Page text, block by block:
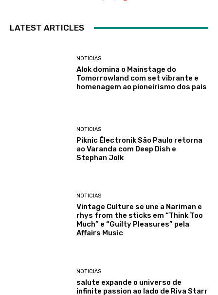
LATEST ARTICLES
NOTICIAS
Alok domina o Mainstage do
Tomorrowland com set vibrante e
homenagem ao pioneirismo dos pais
NOTICIAS
Piknic Électronik São Paulo retorna
ao Varanda com Deep Dish e
Stephan Jolk
NOTICIAS
Vintage Culture se une a Nariman e
rhys from the sticks em “Think Too
Much” e “Guilty Pleasures” pela
Affairs Music
NOTICIAS
salute expande o universo de
infinite passion ao lado de Riva Starr